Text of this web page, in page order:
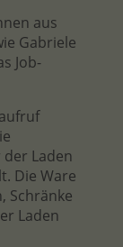
aus
Gabriele
Job-
Laden
Die Ware
Schränke
Laden